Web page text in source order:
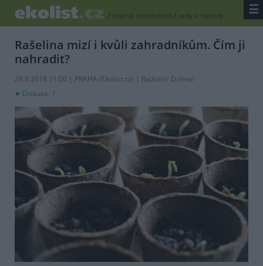
/ zelená domácnost/ rady a návody ☰
Rašelina mizí i kvůli zahradníkům. Čím ji
nahradit?
29.3.2018 11:00 | PRAHA (Ekolist.cz) | Radomír Dohnal
Diskuse: 1